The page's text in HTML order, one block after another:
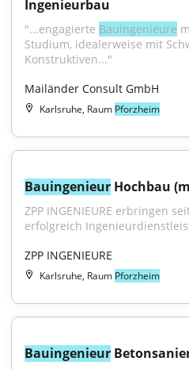
Ingenieurbau
"...engagierte Bauingenieure
Studium, idealerweise mit
Konstruktiven..."
Mailänder Consult GmbH
Karlsruhe, Raum Pforzheim
Bauingenieur Hochbau
ZPP INGENIEURE erbringen
erfolgreich
ZPP INGENIEURE
Karlsruhe, Raum Pforzheim
Bauingenieur